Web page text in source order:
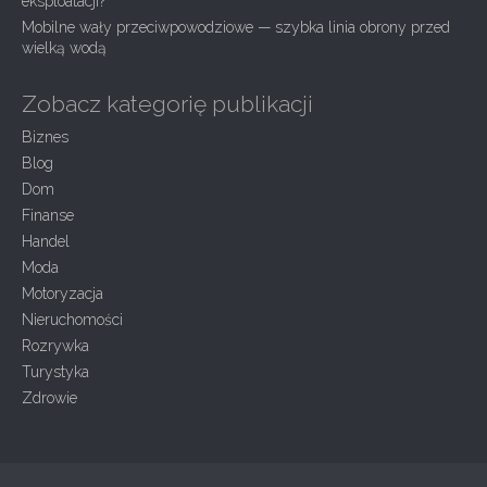
Mobilne wały przeciwpowodziowe — szybka linia obrony przed
wielką wodą
Zobacz kategorię publikacji
Biznes
Blog
Dom
Finanse
Handel
Moda
Motoryzacja
Nieruchomości
Rozrywka
Turystyka
Zdrowie